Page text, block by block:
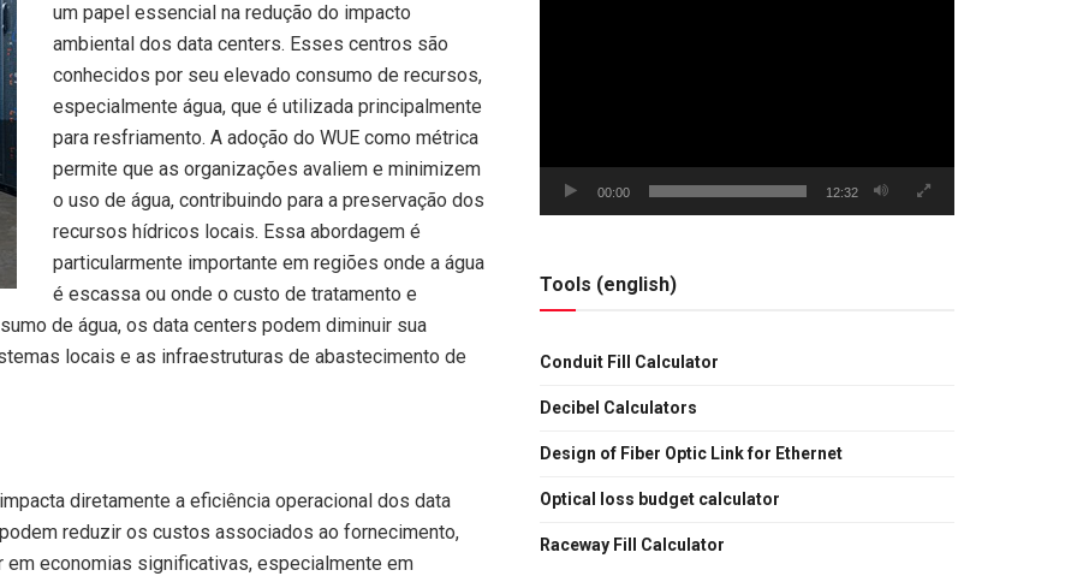
um papel essencial na redução do impacto
ambiental dos data centers. Esses centros são
conhecidos por seu elevado consumo de recursos,
especialmente água, que é utilizada principalmente
para resfriamento. A adoção do WUE como métrica
permite que as organizações avaliem e minimizem
o uso de água, contribuindo para a preservação dos
recursos hídricos locais. Essa abordagem é
particularmente importante em regiões onde a água
é escassa ou onde o custo de tratamento e
de água, os data centers podem diminuir sua
locais e as infraestruturas de abastecimento de
diretamente a eficiência operacional dos data
reduzir os custos associados ao fornecimento,
economias significativas, especialmente em
00:00 12:32
Tools (english)
Conduit Fill Calculator
Decibel Calculators
Design of Fiber Optic Link for Ethernet
Optical loss budget calculator
Raceway Fill Calculator